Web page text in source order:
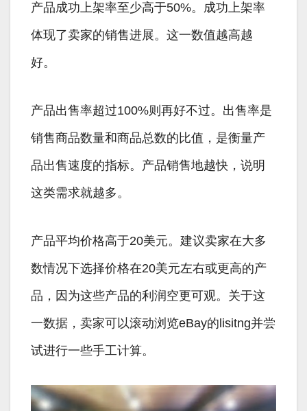
产品成功上架率至少高于50%。成功上架率
体现了卖家的销售进展。这一数值越高越
好。
产品出售率超过100%则再好不过。出售率是
销售商品数量和商品总数的比值，是衡量产
品出售速度的指标。产品销售地越快，说明
这类需求就越多。
产品平均价格高于20美元。建议卖家在大多
数情况下选择价格在20美元左右或更高的产
品，因为这些产品的利润空更可观。关于这
一数据，卖家可以滚动浏览eBay的lisitng并尝
试进行一些手工计算。